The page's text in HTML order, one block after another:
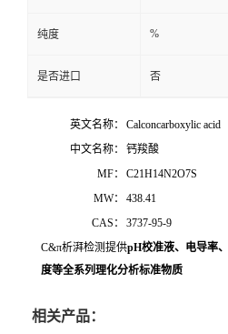
纯度 %
是否进口 否
英文名称：
Calconcarboxylic acid
中文名称：
钙羧酸
MF：
C21H14N2O7S
MW：
438.41
CAS：
3737-95-9
C&π析湃检测提供pH校准液、电导率、
度等全系列理化分析标准物质
相关产品：